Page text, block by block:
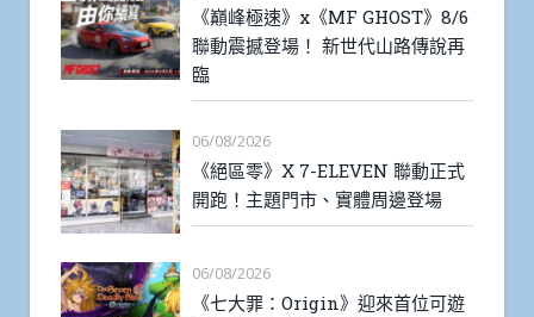
《巔峰極速》x《MF GHOST》8/6
聯動震撼登場！ 新世代山路傳說再
臨
06/08/2026
《絕區零》X 7-ELEVEN 聯動正式
開跑！主題門市、實體周邊登場
06/08/2026
《七大罪：Origin》迎來首位可遊